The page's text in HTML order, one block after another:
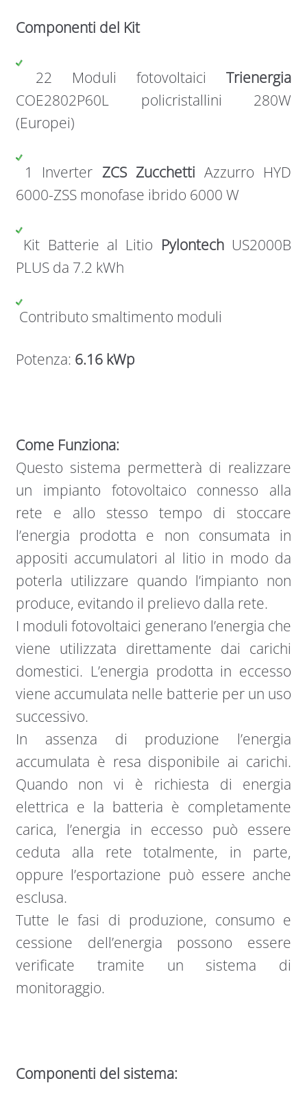
Componenti del Kit
22 Moduli fotovoltaiciTrienergia
COE2802P60L policristallini 280W
(Europei)
1 Inverter ZCS ZucchettiAzzurro HYD
6000-ZSS monofase ibrido 6000 W
Kit Batterie al Litio Pylontech US2000B
PLUS da 7.2 kWh
Contributo smaltimento moduli
Potenza: 6.16 kWp
Come Funziona:
Questo sistema permetterà di realizzare
un impianto fotovoltaico connesso alla
rete e allo stesso tempo di stoccare
l’energia prodotta e non consumata in
appositi accumulatori al litio in modo da
poterla utilizzare quando l’impianto non
produce, evitando il prelievo dalla rete.
I moduli fotovoltaici generano l’energia che
viene utilizzata direttamente dai carichi
domestici. L’energia prodotta in eccesso
viene accumulata nelle batterie per un uso
successivo.
In assenza di produzione l’energia
accumulata è resa disponibile ai carichi.
Quando non vi è richiesta di energia
elettrica e la batteria è completamente
carica, l’energia in eccesso può essere
ceduta alla rete totalmente, in parte,
oppure l’esportazione può essere anche
esclusa.
Tutte le fasi di produzione, consumo e
cessione dell’energia possono essere
verificate tramite un sistema di
monitoraggio.
Componenti del sistema: